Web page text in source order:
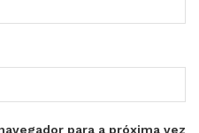
para a próxima vez